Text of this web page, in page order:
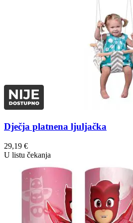
Dječja platnena ljuljačka
29,19 €
U listu čekanja